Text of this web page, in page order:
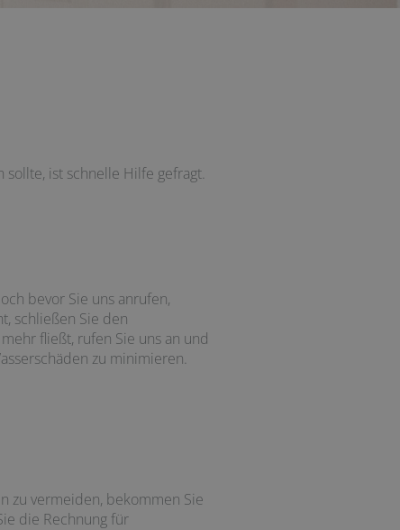
ist schnelle Hilfe gefragt.
bevor Sie uns anrufen,
schließen Sie den
fließt, rufen Sie uns an und
zu minimieren.
zu vermeiden, bekommen Sie
die Rechnung für